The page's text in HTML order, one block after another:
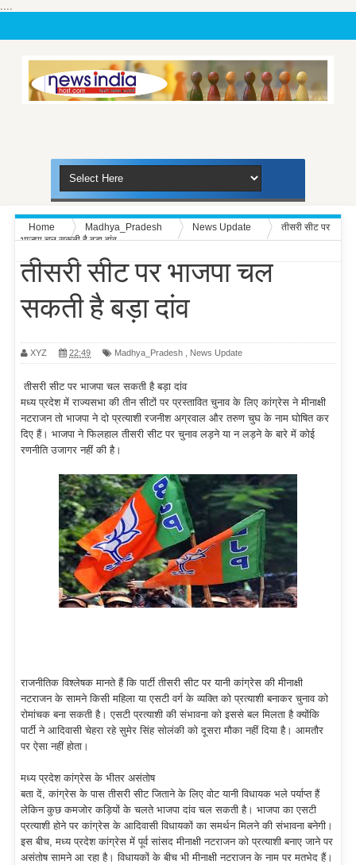
....
Home Madhya_Pradesh News Update
तीसरी सीट पर
भाजपा चल सकती है बड़ा दांव
तीसरी सीट पर भाजपा चल
सकती है बड़ा दांव
XYZ 22:49 Madhya_Pradesh News Update
तीसरी सीट पर भाजपा चल सकती है बड़ा दांव
मध्य प्रदेश में राज्यसभा की तीन सीटों पर प्रस्तावित चुनाव के लिए कांग्रेस ने मीनाक्षी
नटराजन तो भाजपा ने दो प्रत्याशी रजनीश अग्रवाल और तरुण चुघ के नाम घोषित कर
दिए हैं। भाजपा ने फिलहाल तीसरी सीट पर चुनाव लड़ने या न लड़ने के बारे में कोई
रणनीति उजागर नहीं की है।
राजनीतिक विश्लेषक मानते हैं कि पार्टी तीसरी सीट पर यानी कांग्रेस की मीनाक्षी
नटराजन के सामने किसी महिला या एसटी वर्ग के व्यक्ति को प्रत्याशी बनाकर चुनाव को
रोमांचक बना सकती है। एसटी प्रत्याशी की संभावना को इससे बल मिलता है क्योंकि
पार्टी ने आदिवासी चेहरा रहे सुमेर सिंह सोलंकी को दूसरा मौका नहीं दिया है। आमतौर
पर ऐसा नहीं होता।
मध्य प्रदेश कांग्रेस के भीतर असंतोष
बता दें, कांग्रेस के पास तीसरी सीट जिताने के लिए वोट यानी विधायक भले पर्याप्त हैं
लेकिन कुछ कमजोर कड़ियों के चलते भाजपा दांव चल सकती है। भाजपा का एसटी
प्रत्याशी होने पर कांग्रेस के आदिवासी विधायकों का समर्थन मिलने की संभावना बनेगी।
इस बीच, मध्य प्रदेश कांग्रेस में पूर्व सांसद मीनाक्षी नटराजन को प्रत्याशी बनाए जाने पर
असंतोष सामने आ रहा है। विधायकों के बीच भी मीनाक्षी नटराजन के नाम पर मतभेद हैं।